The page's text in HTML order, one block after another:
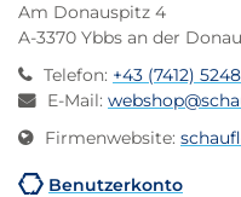
Am Donauspitz 4
A-3370 Ybbs an der Donau
Telefon: +43 (7412)
E-Mail:
Firmenwebsite:
Benutzerkonto